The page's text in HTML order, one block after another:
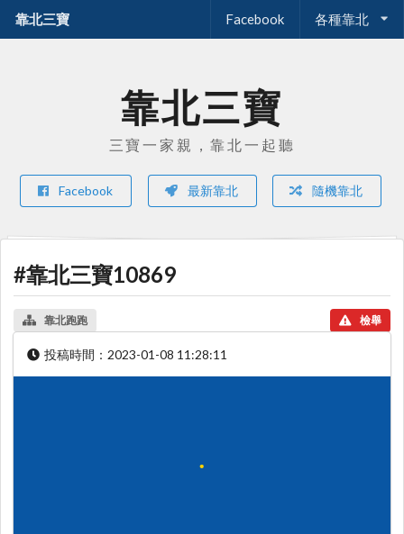
靠北三寶 Facebook 各種靠北
靠北三寶
三寶一家親，靠北一起聽
Facebook 最新靠北 隨機靠北
#靠北三寶10869
靠北跑跑 檢舉
投稿時間： 2023-01-08 11:28:11